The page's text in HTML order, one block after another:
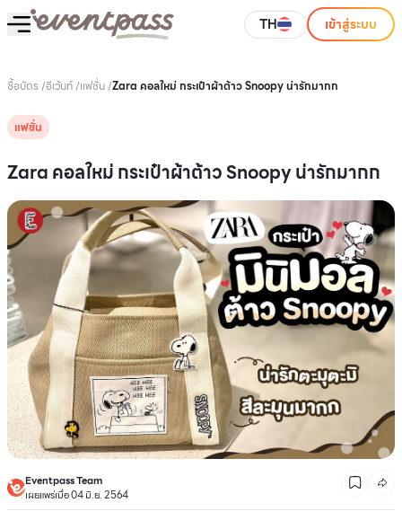
TH เข้าสู่ระบบ
ซื้อบัตร /อีเว้นท์/แฟชั่น/Zara คอลใหม่ กระเป๋าผ้าต้าว Snoopy น่ารักมากก
แฟชั่น
Zara คอลใหม่ กระเป๋าผ้าต้าว Snoopy น่ารักมากก
Eventpass Team
เผยแพร่เมื่อ 04 มิ.ย. 2564